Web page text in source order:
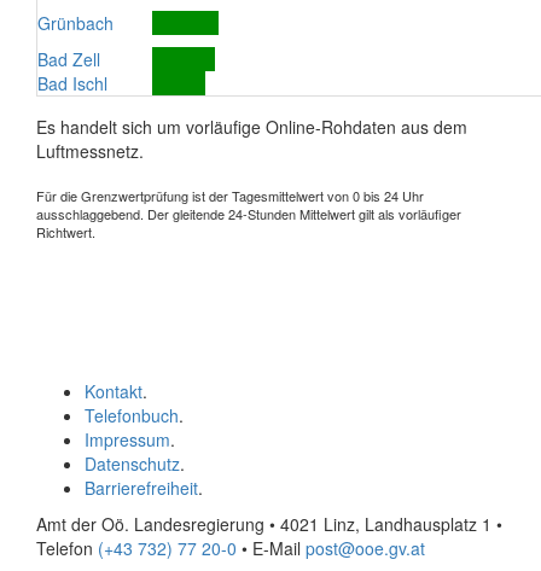
Grünbach
Bad Zell
Bad Ischl
Es handelt sich um vorläufige Online-Rohdaten aus dem
Luftmessnetz.
Für die Grenzwertprüfung ist der Tagesmittelwert von 0 bis 24 Uhr
ausschlaggebend. Der gleitende 24-Stunden Mittelwert gilt als vorläufiger
Richtwert.
Kontakt.
Telefonbuch.
Impressum.
Datenschutz.
Barrierefreiheit.
Amt der Oö. Landesregierung • 4021 Linz, Landhausplatz 1 •
Telefon (+43 732) 77 20-0 • E-Mail post@ooe.gv.at